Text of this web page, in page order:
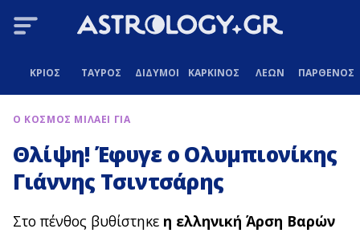
ΚΡΙΟΣ ΤΑΥΡΟΣ ΔΙΔΥΜΟΙ ΚΑΡΚΙΝΟΣ ΛΕΩΝ ΠΑΡΘΕΝΟΣ
Ο ΚΟΣΜΟΣ ΜΙΛΑΕΙ ΓΙΑ
Θλίψη! Έφυγε ο Ολυμπιονίκης
Γιάννης Τσιντσάρης
Στο πένθος βυθίστηκε η ελληνική Άρση Βαρών